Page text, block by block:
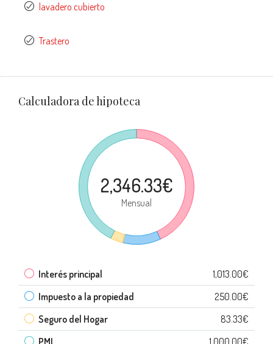
lavadero cubierto
Trastero
Calculadora de hipoteca
2,346.33€
Mensual
Interés principal
1,013.00€
Impuesto a la propiedad
250.00€
Seguro del Hogar
83.33€
PMI
1,000.00€